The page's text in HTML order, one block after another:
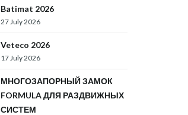
Batimat 2026
27 July 2026
Veteco 2026
17 July 2026
МНОГОЗАПОРНЫЙ ЗАМОК
FORMULA ДЛЯ РАЗДВИЖНЫХ
СИСТЕМ